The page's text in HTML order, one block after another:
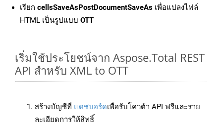
เรียก cellsSaveAsPostDocumentSaveAs เพื่อแปลงไฟล์
HTML เป็นรูปแบบ OTT
เริ่มใช้ประโยชน์จาก Aspose.Total REST
API สำหรับ XML to OTT
สร้างบัญชีที่ แดชบอร์ดเพื่อรับโควต้า API ฟรีและราย
ละเอียดการให้สิทธิ์